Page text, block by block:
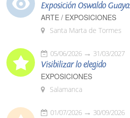
Exposición Oswaldo
ARTE / EXPOSICIONES
Santa Marta de Tormes
05/06/2026 31/03/2027
Visibilizar lo elegido
EXPOSICIONES
Salamanca
01/07/2026 30/09/2026